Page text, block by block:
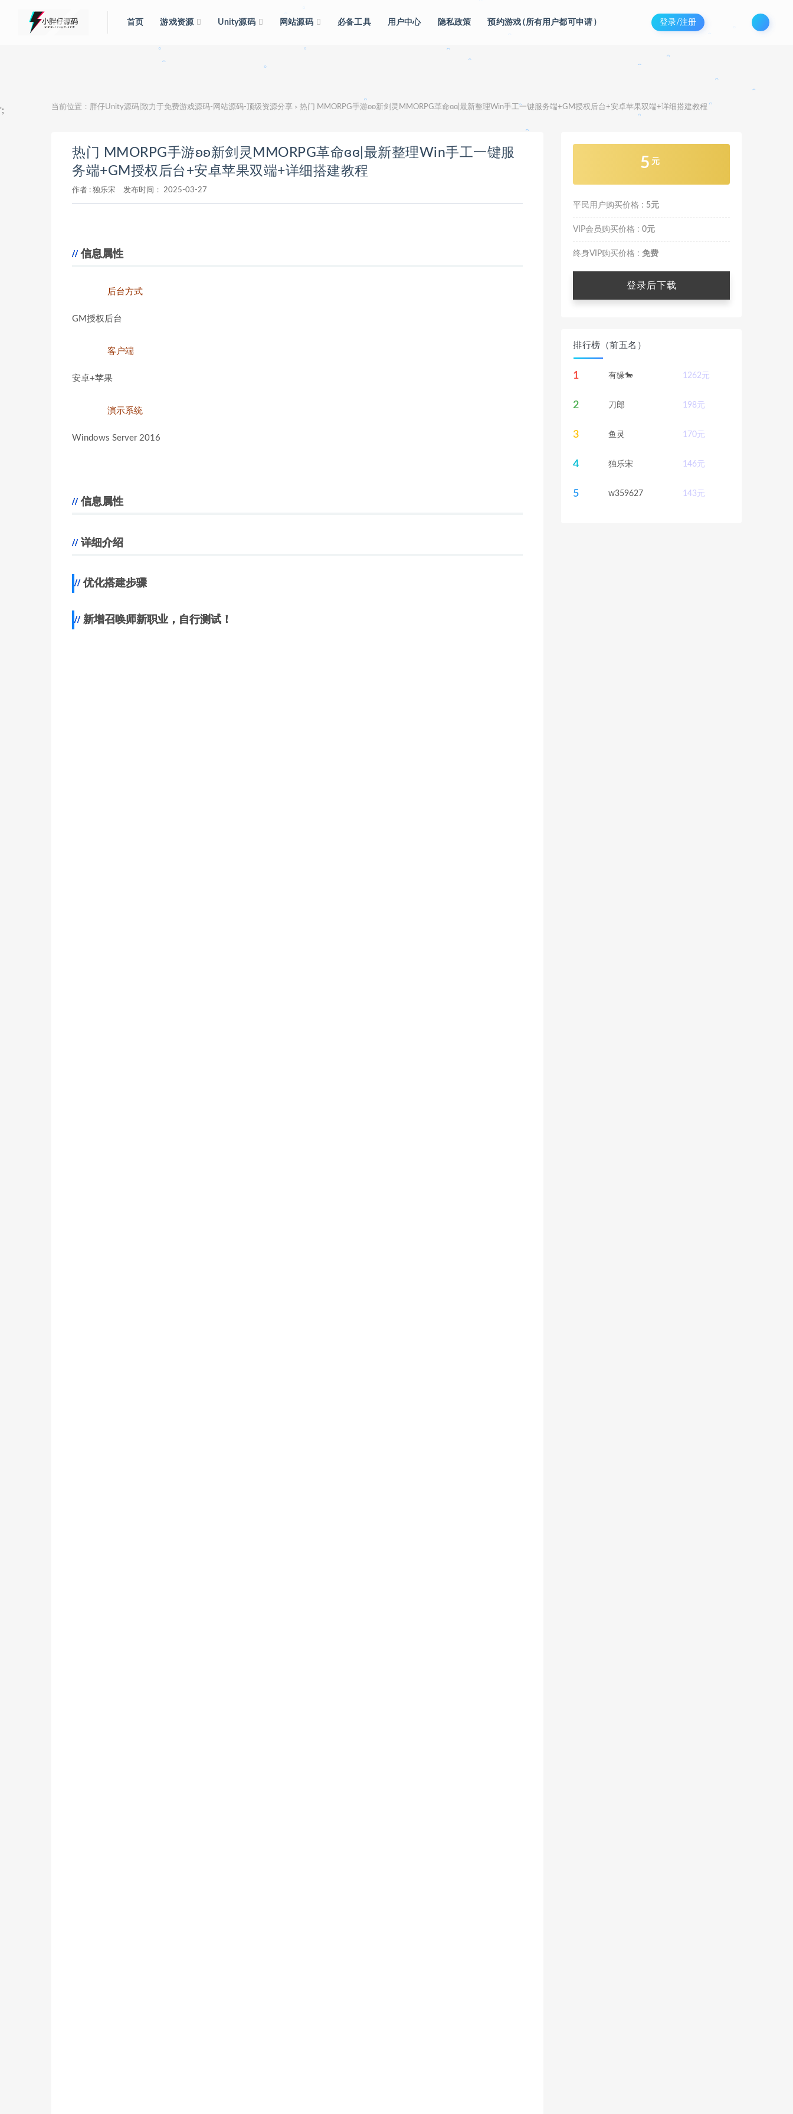
首页 游戏资源 Unity源码 网站源码 必备工具 用户中心 隐私政策 预约游戏 (所有用户都可申请 ) 登录/注册
'; 当前位置： 胖仔Unity源码|致力于免费游戏源码-网站源码-顶级资源分享 > 热门 MMORPG手游ʚʚ新剑灵MMORPG革命ɞɞ|最新整理Win手工一键服务端+GM授权后台+安卓苹果双端+详细搭建教程
热门 MMORPG手游ʚʚ新剑灵MMORPG革命ɞɞ|最新整理Win手工一键服
务端+GM授权后台+安卓苹果双端+详细搭建教程
作者 : 独乐宋 发布时间： 2025-03-27
信息属性
后台方式
GM授权后台
客户端
安卓+苹果
演示系统
Windows Server 2016
信息属性
详细介绍
优化搭建步骤
新增召唤师新职业，自行测试！
5 元
平民用户购买价格 : 5元
VIP会员购买价格 : 0元
终身VIP购买价格 : 免费
登录后下载
排行榜（前五名）
1 有缘🐎 1262元
2 刀郎 198元
3 鱼灵 170元
4 独乐宋 146元
5 w359627 143元
。
。
。
。